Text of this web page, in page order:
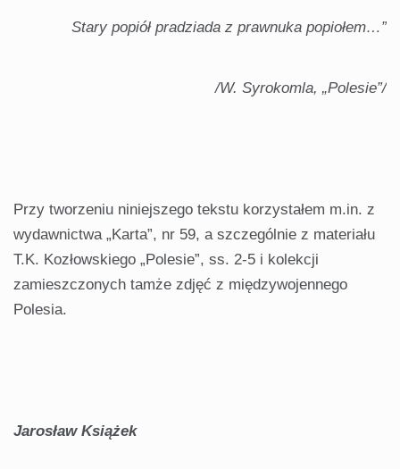
Stary popiół pradziada z prawnuka popiołem…”
/W. Syrokomla, „Polesie”/
Przy tworzeniu niniejszego tekstu korzystałem m.in. z
wydawnictwa „Karta”, nr 59, a szczególnie z mate­riału
T.K. Kozłowskiego „Polesie”, ss. 2-5 i kolekcji
zamieszczonych tamże zdjęć z międzywojennego
Polesia.
Jarosław Książek